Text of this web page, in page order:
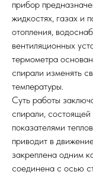
прибор
жидкостях, газах и
отопления,
вентиляционных
термометра
спирали изменять
температуры.
Суть работы
спирали,
показателями
приводит в
закреплена одним
соединена с осью